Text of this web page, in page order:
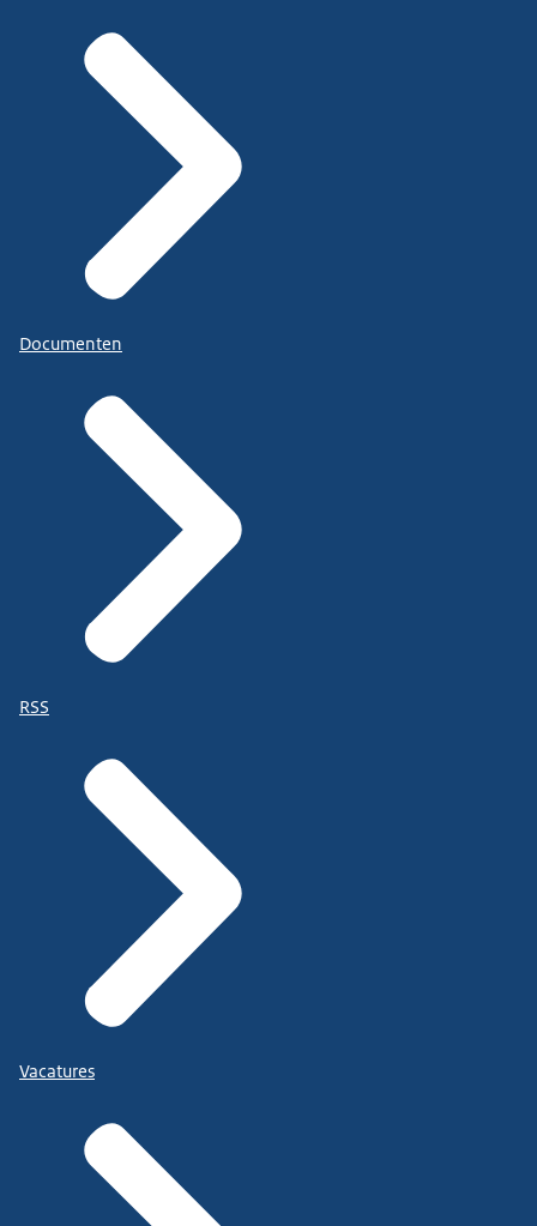
Documenten
RSS
Vacatures